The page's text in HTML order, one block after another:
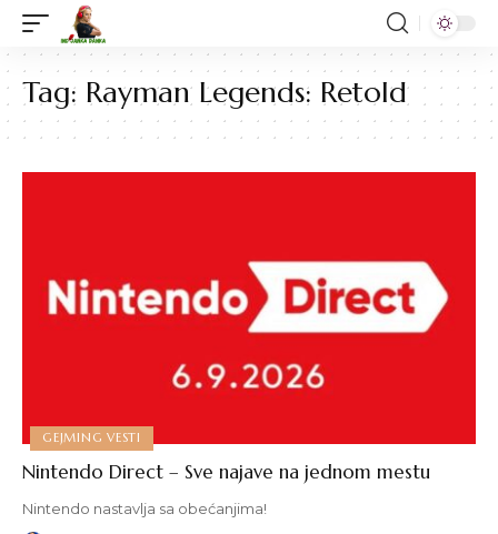
Tag: Rayman Legends: Retold
GEJMING VESTI
Nintendo Direct – Sve najave na jednom mestu
Nintendo nastavlja sa obećanjima!